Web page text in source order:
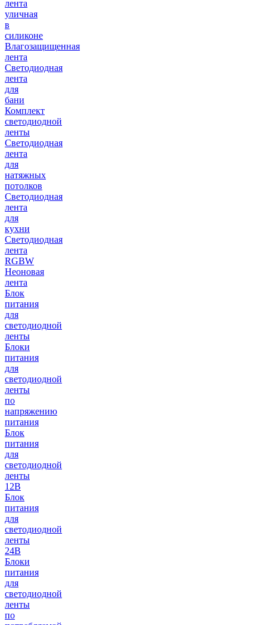
лента
уличная
в
силиконе
Влагозащищенная
лента
Светодиодная
лента
для
бани
Комплект
светодиодной
ленты
Светодиодная
лента
для
натяжных
потолков
Светодиодная
лента
для
кухни
Светодиодная
лента
RGBW
Неоновая
лента
Блок
питания
для
светодиодной
ленты
Блоки
питания
для
светодиодной
ленты
по
напряжению
питания
Блок
питания
для
светодиодной
ленты
12В
Блок
питания
для
светодиодной
ленты
24В
Блоки
питания
для
светодиодной
ленты
по